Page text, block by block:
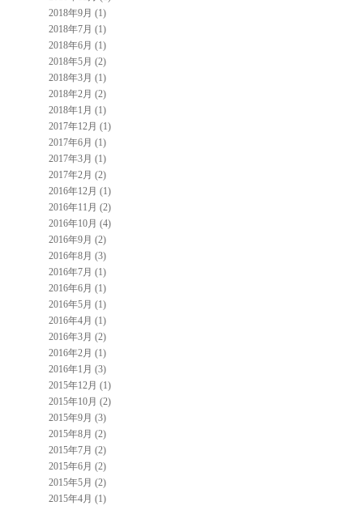
2018年9月 (1)
2018年7月 (1)
2018年6月 (1)
2018年5月 (2)
2018年3月 (1)
2018年2月 (2)
2018年1月 (1)
2017年12月 (1)
2017年6月 (1)
2017年3月 (1)
2017年2月 (2)
2016年12月 (1)
2016年11月 (2)
2016年10月 (4)
2016年9月 (2)
2016年8月 (3)
2016年7月 (1)
2016年6月 (1)
2016年5月 (1)
2016年4月 (1)
2016年3月 (2)
2016年2月 (1)
2016年1月 (3)
2015年12月 (1)
2015年10月 (2)
2015年9月 (3)
2015年8月 (2)
2015年7月 (2)
2015年6月 (2)
2015年5月 (2)
2015年4月 (1)